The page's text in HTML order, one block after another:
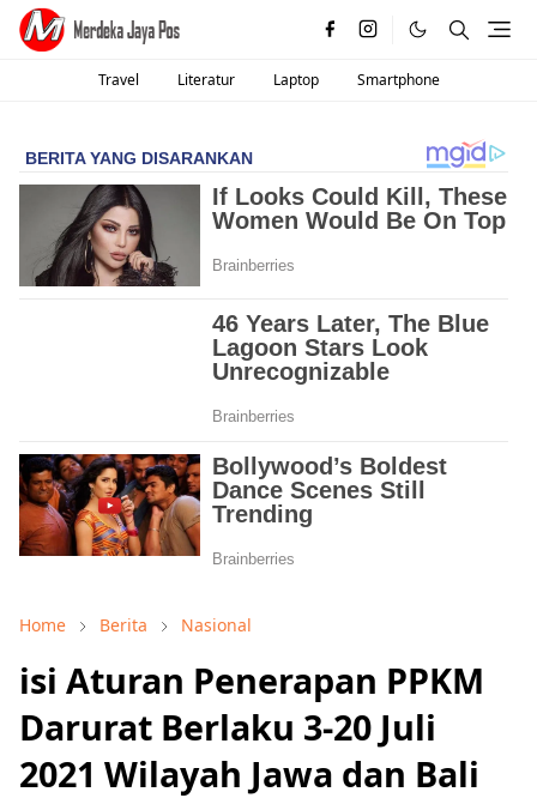
Travel Literatur Laptop Smartphone
Home Berita Nasional
isi Aturan Penerapan PPKM
Darurat Berlaku 3-20 Juli
2021 Wilayah Jawa dan Bali